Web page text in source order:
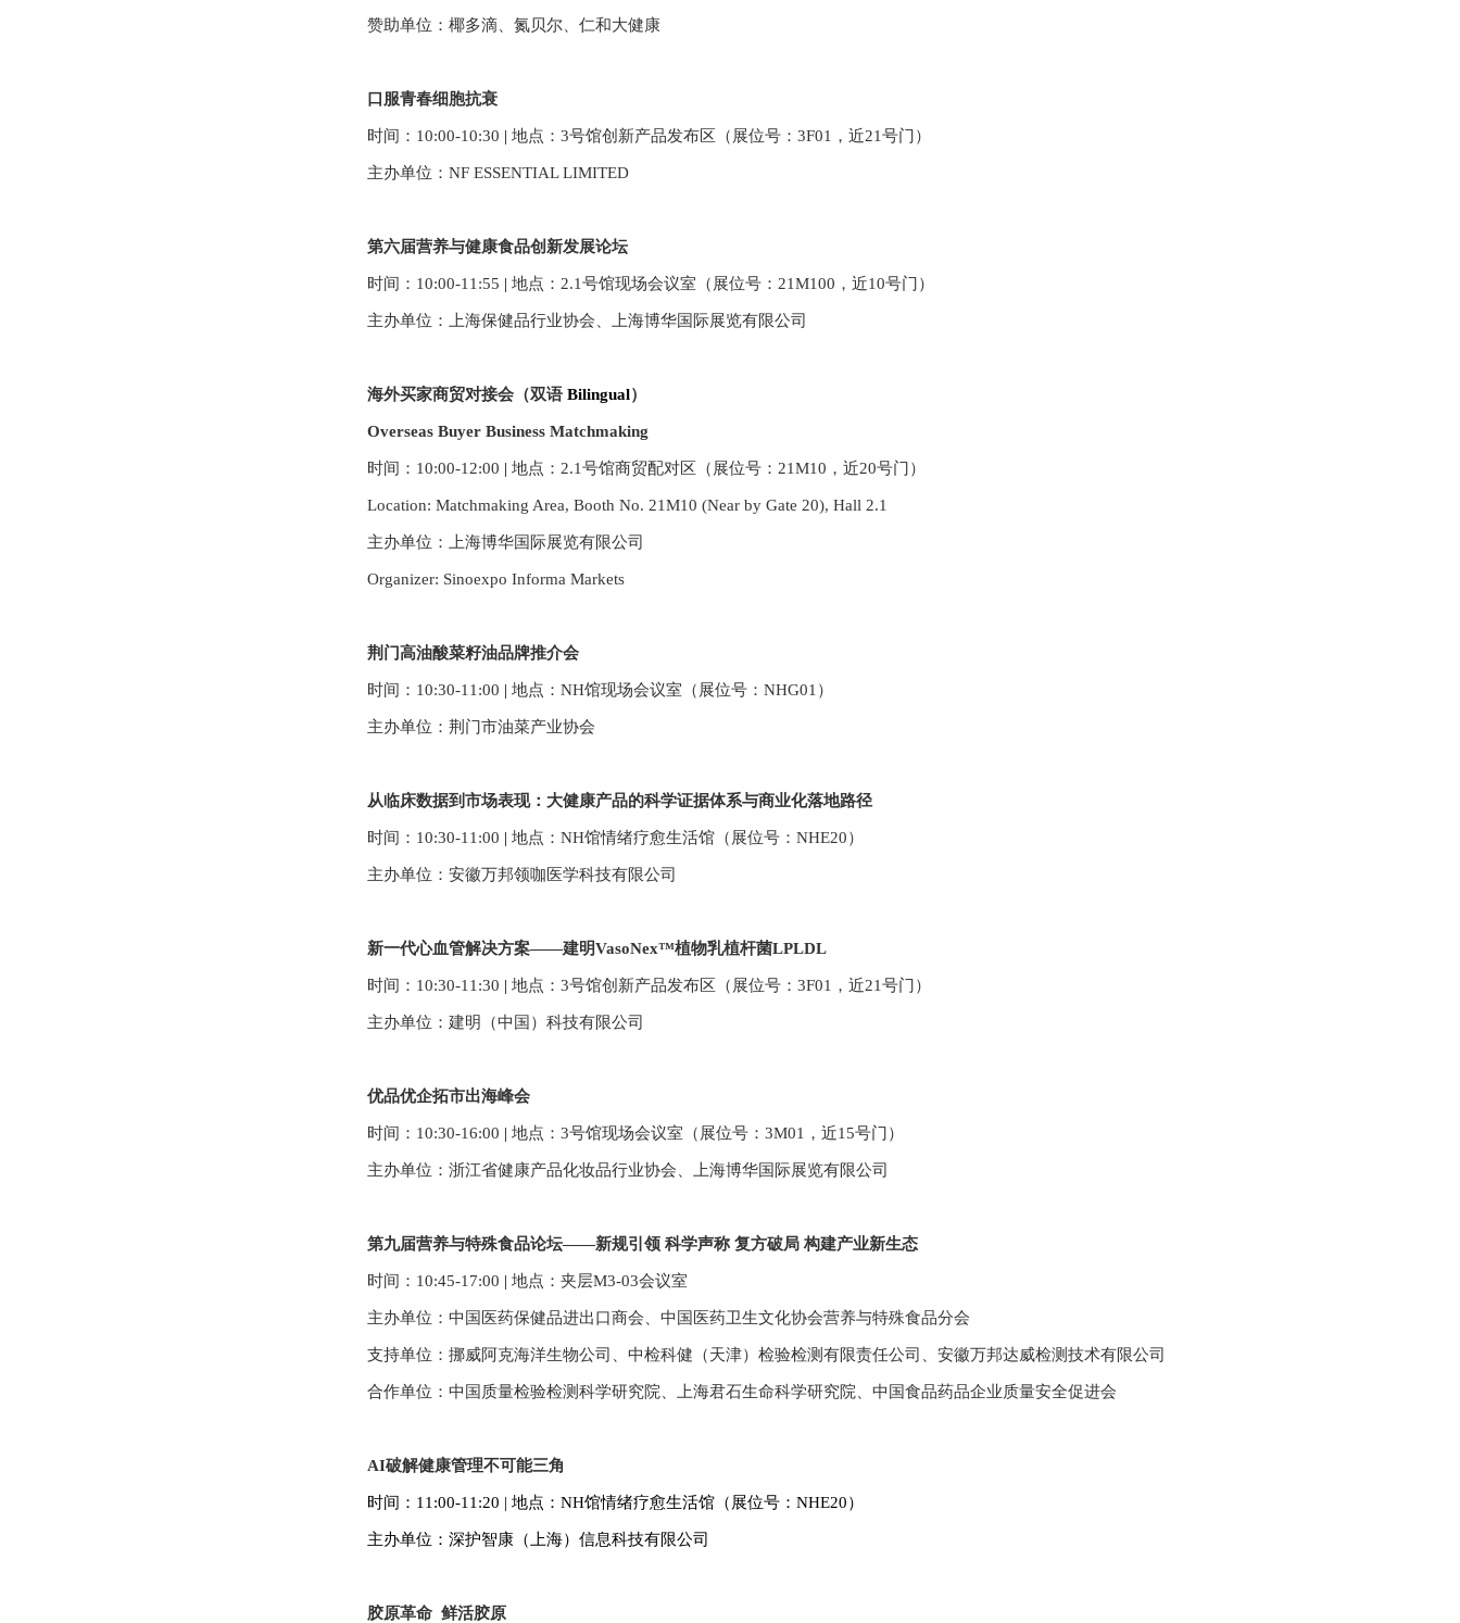
赞助单位：椰多滴、氮贝尔、仁和大健康
口服青春细胞抗衰
时间： 10:00-10:30 | 地点： 3号馆创新产品发布区（展位号： 3F01 ，近21号门 ）
主办单位： NF ESSENTIAL LIMITED
第六届营养与健康食品创新发展论坛
时间：10:00-1 1 :55 | 地点：2.1号馆现场会议室（展位号： 21M100 ，近10号门）
主办单位：上海保健品行业协会、上海博华国际展览有限公司
海外买家商贸对接会 （双语 Bilingual）
Overseas Buyer Business Matchmaking
时间：10:00-12:00 | 地点：2.1号馆商贸配对区（展位号： 21M10 ，近20号门）
Location: Matchmaking Area, Booth No. 21M10 (Near by Gate 20), Hall 2.1
主办单位：上海博华国际展览有限公司
Organizer: Sinoexpo Informa Markets
荆门高油酸菜籽油品牌推介会
时间： 10:30-11:00 | 地点： NH馆现场会议室（展位号：NHG01）
主办单位： 荆门市油菜产业协会
从临床数据到市场表现：大健康产品的科学证据体系与商业化落地路径
时间： 10:30-11:00 | 地点： NH馆情绪疗愈生活馆（展位号：NHE20）
主办单位： 安徽万邦领咖医学科技有限公司
新一代心血管解决方案——建明VasoNex™植物乳植杆菌LPLDL
时间： 10:30-11:30 | 地点： 3号馆创新产品发布区（展位号：3F01 ，近21号门 ）
主办单位： 建明（中国）科技有限公司
优品优企拓市出海峰会
时间：10:30-16:00 | 地点：3号馆现场会议室（展位号： 3M01 ，近15号门）
主办单位：浙江省健康产品化妆品行业协会、上海博华国际展览有限公司
第九届营养与特殊食品论坛——新规引领 科学声称 复方破局 构建产业新生态
时间：10:45-17:00 | 地点：夹层M3-03会议室
主办单位：中国医药保健品进出口商会 中国医药卫生文化协会营养与特殊食品分会
支持单位：挪威阿克海洋生物公司、中检科健（天津）检验检测有限责任公司、安徽万邦达威检测技术有限公司
合作单位：中国质量检验检测科学研究院、上海君石生命科学研究院、中国食品药品企业质量安全促进会
AI破解健康管理不可能三角
时间： 11:00-11:20 | 地点： NH馆情绪疗愈生活馆（展位号：NHE20）
主办单位： 深护智康（上海）信息科技有限公司
胶原革命 鲜活胶原